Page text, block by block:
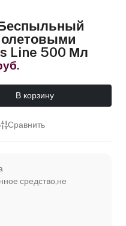
Line 500 Мл
В корзину
Сравнить
средство,не